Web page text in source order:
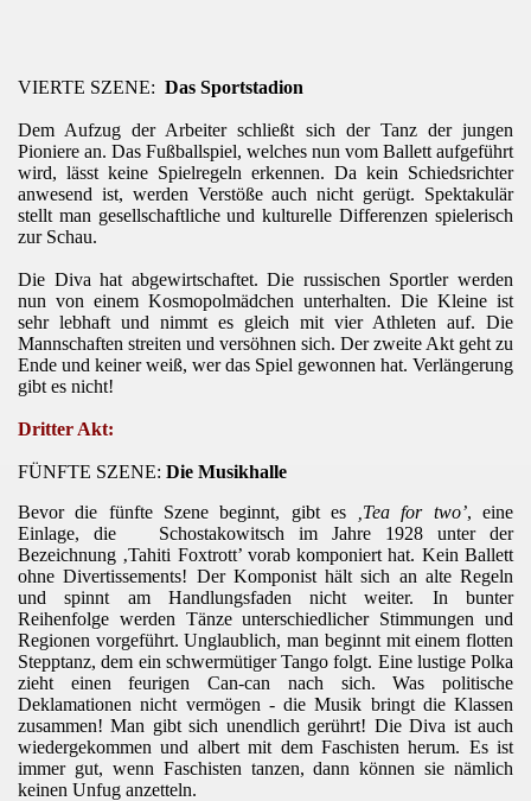
VIERTE SZENE: Das Sportstadion
Dem Aufzug der Arbeiter schließt sich der Tanz der jungen
Pioniere an. Das Fußballspiel, welches nun vom Ballett aufgeführt
wird, lässt keine Spielregeln erkennen. Da kein Schiedsrichter
anwesend ist, werden Verstöße auch nicht gerügt. Spektakulär
stellt man gesellschaftliche und kulturelle Differenzen spielerisch
zur Schau.
Die Diva hat abgewirtschaftet. Die russischen Sportler werden
nun von einem Kosmopolmädchen unterhalten. Die Kleine ist
sehr lebhaft und nimmt es gleich mit vier Athleten auf. Die
Mannschaften streiten und versöhnen sich. Der zweite Akt geht zu
Ende und keiner weiß, wer das Spiel gewonnen hat. Verlängerung
gibt es nicht!
Dritter Akt:
FÜNFTE SZENE: Die Musikhalle
Bevor die fünfte Szene beginnt, gibt es
‚Tea for two’, eine
Einlage, die
Schostakowitsch im Jahre 1928 unter der
Bezeichnung ‚Tahiti Foxtrott’ vorab komponiert hat. Kein Ballett
ohne Divertissements! Der Komponist hält sich an alte Regeln
und spinnt am Handlungsfaden nicht weiter. In bunter
Reihenfolge werden Tänze unterschiedlicher Stimmungen und
Regionen vorgeführt. Unglaublich, man beginnt mit einem flotten
Stepptanz, dem ein schwermütiger Tango folgt. Eine lustige Polka
zieht einen feurigen Can-can nach sich. Was politische
Deklamationen nicht vermögen - die Musik bringt die Klassen
zusammen! Man gibt sich unendlich gerührt! Die Diva ist auch
wiedergekommen und albert mit dem Faschisten herum. Es ist
immer gut, wenn Faschisten tanzen, dann können sie nämlich
keinen Unfug anzetteln.